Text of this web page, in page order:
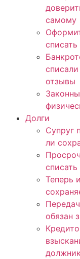
самому
отзывы
Долги
Супруг
ли
Теперь
обязан